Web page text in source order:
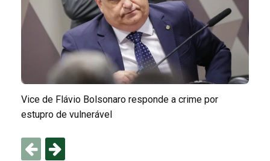
Vice de Flávio Bolsonaro responde a crime por
estupro de vulnerável